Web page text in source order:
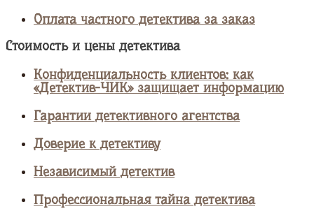
Оплата частного детектива за заказ
Стоимость и цены детектива
Конфиденциальность клиентов: как
«Детектив-ЧИК» защищает информацию
Гарантии детективного агентства
Доверие к детективу
Независимый детектив
Профессиональная тайна детектива